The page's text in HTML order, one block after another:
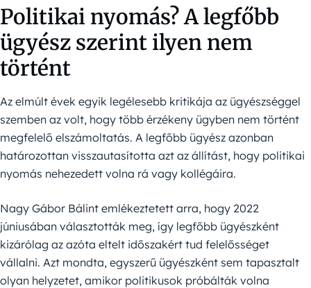
Politikai nyomás? A legfőbb
ügyész szerint ilyen nem
történt
Az elmúlt évek egyik legélesebb kritikája az ügyészséggel
szemben az volt, hogy több érzékeny ügyben nem történt
megfelelő elszámoltatás. A legfőbb ügyész azonban
határozottan visszautasította azt az állítást, hogy politikai
nyomás nehezedett volna rá vagy kollégáira.
Nagy Gábor Bálint emlékeztetett arra, hogy 2022
júniusában választották meg, így legfőbb ügyészként
kizárólag az azóta eltelt időszakért tud felelősséget
vállalni. Azt mondta, egyszerű ügyészként sem tapasztalt
olyan helyzetet, amikor politikusok próbálták volna